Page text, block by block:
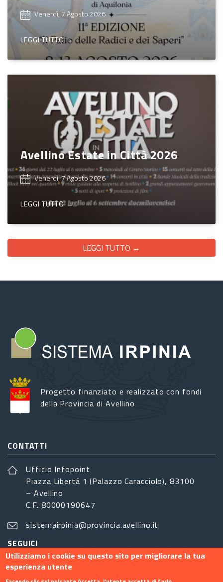
Venerdì, 7 Agosto 2026
LEGGI TUTTO →
Avellino Estate in Città 2026
Venerdì, 7 Agosto 2026
LEGGI TUTTO →
LEGGI TUTTO →
Progetto finanziato e realizzato con fondi
della Provincia di Avellino
CONTATTI
Ufficio Infopoint
Piazza Libertá 1 (Palazzo Caracciolo), 83100
– Avellino
C.F. 80000190647
sistemairpinia@provincia.avellino.it
SEGUICI
Utilizziamo i cookie su questo sito per migliorare la tua
esperienza utente